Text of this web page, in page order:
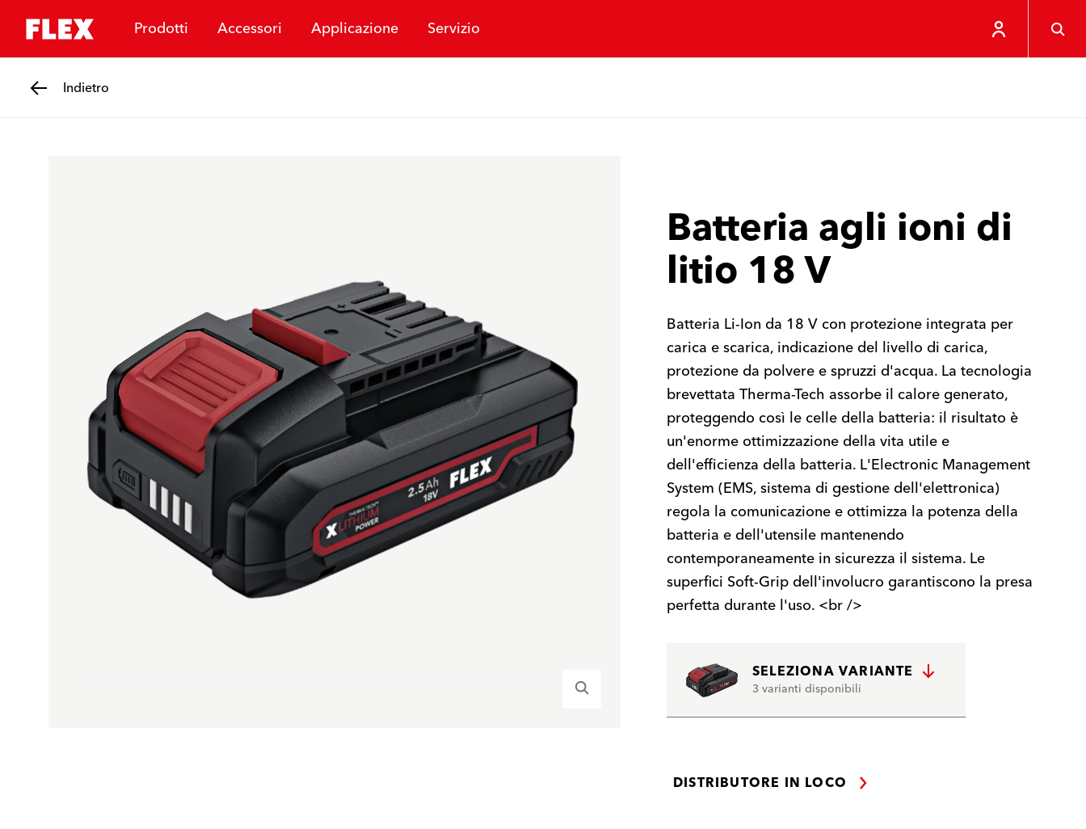
Prodotti Accessori Applicazione Servizio
Indietro
Batteria agli ioni di
litio 18 V
Batteria Li-Ion da 18 V con protezione integrata per
carica e scarica, indicazione del livello di carica,
protezione da polvere e spruzzi d'acqua. La tecnologia
brevettata Therma-Tech assorbe il calore generato,
proteggendo così le celle della batteria: il risultato è
un'enorme ottimizzazione della vita utile e
dell'efficienza della batteria. L'Electronic Management
System (EMS, sistema di gestione dell'elettronica)
regola la comunicazione e ottimizza la potenza della
batteria e dell'utensile mantenendo
contemporaneamente in sicurezza il sistema. Le
superfici Soft-Grip dell'involucro garantiscono la presa
perfetta durante l'uso. <br />
SELEZIONA VARIANTE
3 varianti disponibili
DISTRIBUTORE IN LOCO